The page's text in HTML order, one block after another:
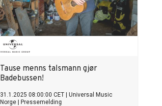
Tause menns talsmann gjør
Badebussen!
31.1.2025 08:00:00 CET
Universal Music
Norge
Pressemelding